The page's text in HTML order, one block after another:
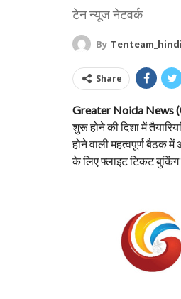
टेन न्यूज नेटवर्क
By Tenteam_hindi
Share
Greater Noida News
शुरू होने की दिशा में
होने वाली महत्वपूर्ण बैठक
के लिए फ्लाइट टिकट बुकिंग